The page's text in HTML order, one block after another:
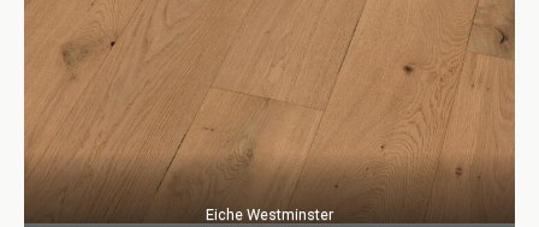
Eiche Westminster